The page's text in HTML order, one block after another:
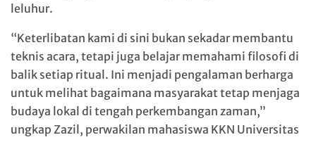
leluhur.
“Keterlibatan kami di sini bukan sekadar membantu
teknis acara, tetapi juga belajar memahami filosofi di
balik setiap ritual. Ini menjadi pengalaman berharga
untuk melihat bagaimana masyarakat tetap menjaga
budaya lokal di tengah perkembangan zaman,”
ungkap Zazil, perwakilan mahasiswa KKN Universitas